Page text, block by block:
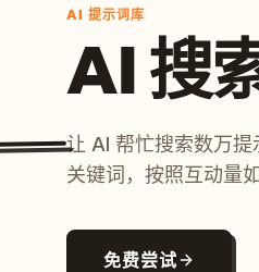
AI 提示词库
AI 搜
让 AI 帮忙搜索数万提
关键词，按照互动量
免费尝试